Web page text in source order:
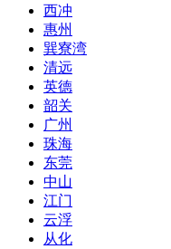
西冲
惠州
巽寮湾
清远
英德
韶关
广州
珠海
东莞
中山
江门
云浮
从化